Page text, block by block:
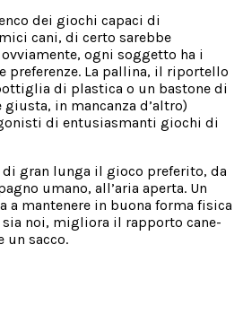
dei giochi capaci di
cani, di certo sarebbe
ogni soggetto ha i
preferenze. La pallina, il riportello
di plastica o un bastone di
in mancanza d’altro)
di entusiasmanti giochi di
gran lunga il gioco preferito, da
umano, all’aria aperta. Un
a mantenere in buona forma fisica
noi, migliora il rapporto cane-
un sacco.